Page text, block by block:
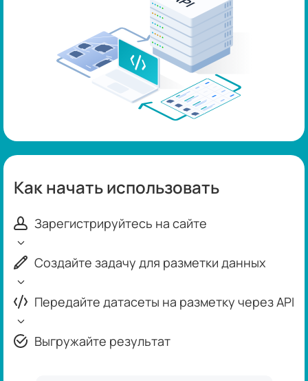
Как начать использовать
Зарегистрируйтесь на сайте
Создайте задачу для разметки данных
Передайте датасеты на разметку через API
Выгружайте результат